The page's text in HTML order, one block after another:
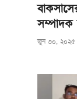
সম্পাদক
জুন ৩০, ২০২৫